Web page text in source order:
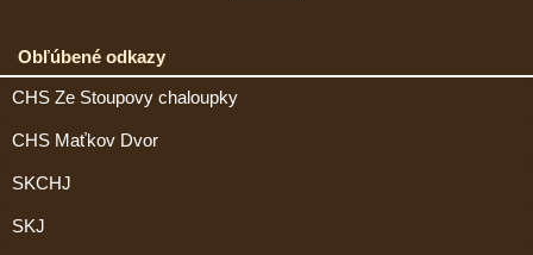
Obľúbené odkazy
CHS Ze Stoupovy chaloupky
CHS Maťkov Dvor
SKCHJ
SKJ